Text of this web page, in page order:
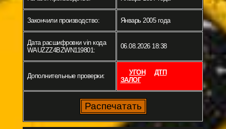
Закончили производство: Январь 2005 года
Дата расшифровки vin кода
WAUZZZ4BZWN119801:
06.08.2026 18:38
Дополнительные проверки: УГОН
ДТП
ЗАЛОГ